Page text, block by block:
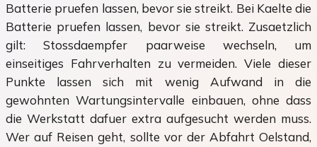
Batterie pruefen lassen, bevor sie streikt. Bei Kaelte die
Batterie pruefen lassen, bevor sie streikt. Zusaetzlich
gilt: Stossdaempfer paarweise wechseln, um
einseitiges Fahrverhalten zu vermeiden. Viele dieser
Punkte lassen sich mit wenig Aufwand in die
gewohnten Wartungsintervalle einbauen, ohne dass
die Werkstatt dafuer extra aufgesucht werden muss.
Wer auf Reisen geht, sollte vor der Abfahrt Oelstand,